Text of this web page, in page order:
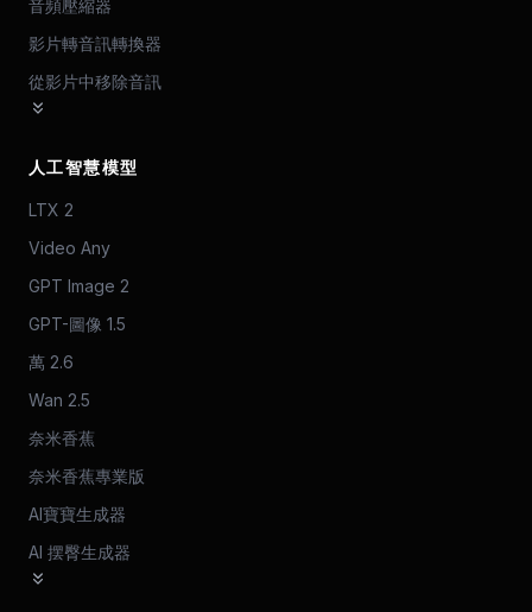
音頻壓縮器
影片轉音訊轉換器
從影片中移除音訊
人工智慧模型
LTX 2
Video Any
GPT Image 2
GPT-圖像 1.5
萬 2.6
Wan 2.5
奈米香蕉
奈米香蕉專業版
AI寶寶生成器
AI 摆臀生成器